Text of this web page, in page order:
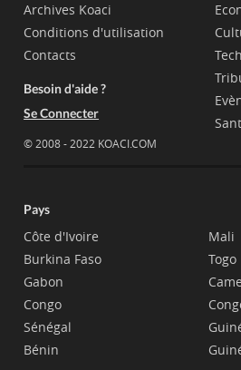
Archives Koaci
Conditions d'utilisation
Contacts
Besoin d'aide ?
Se Connecter
© 2008 - 2022 KOACI.COM
Pays
Côte d'Ivoire
Burkina Faso
Gabon
Congo
Sénégal
Bénin
Mali
Togo